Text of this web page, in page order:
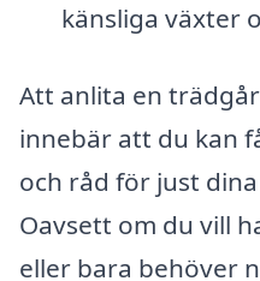
känsliga växter
Att anlita en
innebär att du kan
och råd för just
Oavsett om du vill
eller bara behöver